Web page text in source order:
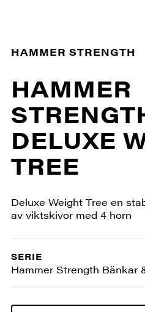
HAMMER STRENGTH
HAMMER
DELUXE
TREE
Deluxe Weight Tree en
av viktskivor med 4 horn
SERIE
Hammer Strength Bänkar